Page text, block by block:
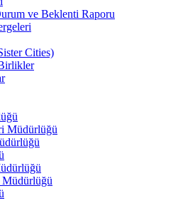
ve Beklenti Raporu
Cities)
Müdürlüğü
Müdürlüğü